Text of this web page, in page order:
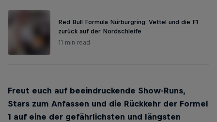
Red Bull Formula Nürburgring: Vettel und die F1
zurück auf der Nordschleife
11 min read
Freut euch auf beeindruckende Show-Runs,
Stars zum Anfassen und die Rückkehr der Formel
1 auf eine der gefährlichsten und längsten